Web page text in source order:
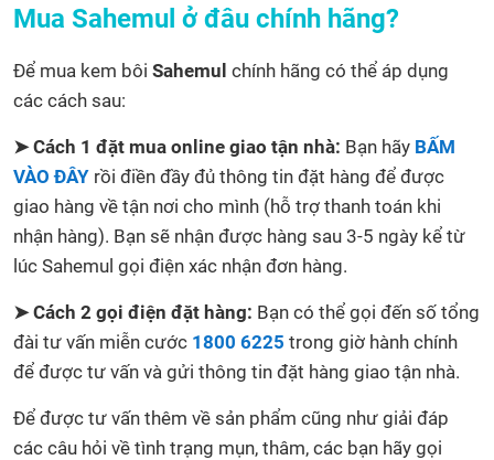
Mua Sahemul ở đâu chính hãng?
Để mua kem bôi Sahemul chính hãng có thể áp dụng
các cách sau:
➤ Cách 1 đặt mua online giao tận nhà: Bạn hãy BẤM
VÀO ĐÂY rồi điền đầy đủ thông tin đặt hàng để được
giao hàng về tận nơi cho mình (hỗ trợ thanh toán khi
nhận hàng). Bạn sẽ nhận được hàng sau 3-5 ngày kể từ
lúc Sahemul gọi điện xác nhận đơn hàng.
➤ Cách 2 gọi điện đặt hàng: Bạn có thể gọi đến số tổng
đài tư vấn miễn cước 1800 6225 trong giờ hành chính
để được tư vấn và gửi thông tin đặt hàng giao tận nhà.
Để được tư vấn thêm về sản phẩm cũng như giải đáp
các câu hỏi về tình trạng mụn, thâm, các bạn hãy gọi